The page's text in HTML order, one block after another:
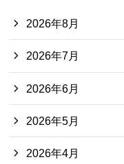
2026年8月
2026年7月
2026年6月
2026年5月
2026年4月